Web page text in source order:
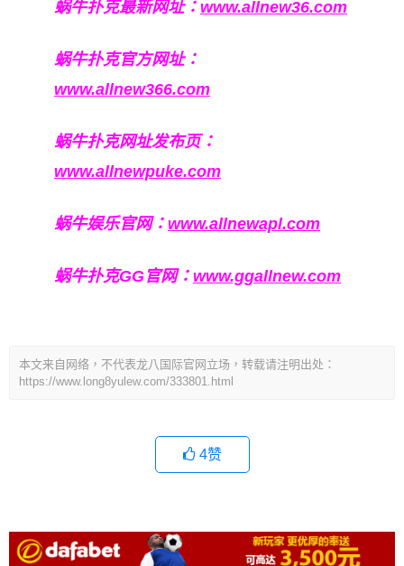
蜗牛扑克最新网址： www.allnew36.com
蜗牛扑克官方网址：
www.allnew366.com
蜗牛扑克网址发布页：
www.allnewpuke.com
蜗牛娱乐官网： www.allnewapl.com
蜗牛扑克GG官网： www.ggallnew.com
本文来自网络，不代表龙八国际官网立场，转载请注明出处：
https://www.long8yulew.com/333801.html
4赞